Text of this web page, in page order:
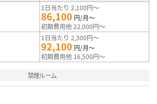
1日当たり 2,100円～
86,100 円/月～
初期費用他 22,000円～
1日当たり 2,300円～
92,100 円/月～
初期費用他 16,500円～
禁煙ルーム